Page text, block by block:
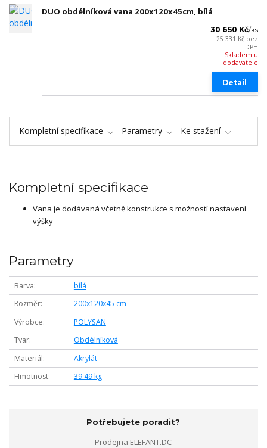
DUO obdélníková vana 200x120x45cm, bílá
30 650 Kč/ks
25 331 Kč bez
DPH
Skladem u
dodavatele
Detail
Kompletní specifikace Parametry Ke stažení
Kompletní specifikace
Vana je dodávaná včetně konstrukce s možností nastavení
výšky
Parametry
Barva
bílá
Rozměr
200x120x45 cm
Výrobce
POLYSAN
Tvar
Obdélníková
Materiál
Akrylát
Hmotnost
39.49 kg
Potřebujete poradit?
Prodejna ELEFANT.DC